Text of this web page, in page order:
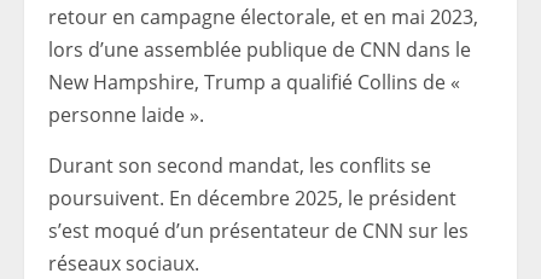
retour en campagne électorale, et en mai 2023,
lors d’une assemblée publique de CNN dans le
New Hampshire, Trump a qualifié Collins de «
personne laide ».
Durant son second mandat, les conflits se
poursuivent. En décembre 2025, le président
s’est moqué d’un présentateur de CNN sur les
réseaux sociaux.